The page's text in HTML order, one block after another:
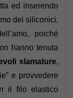
ed inserendo
dei siliconici,
poiché
hanno tenuta
slamature,
e provvedere
il filo elastico